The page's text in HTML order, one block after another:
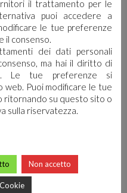
SICILIA
il trattamento per le
puoi accedere a
le tue preferenze
il consenso.
dei dati personali
ma hai il diritto di
Le tue preferenze si
web. Puoi modificare le tue
ritornando su questo sito o
sulla riservatezza.
Non accetto